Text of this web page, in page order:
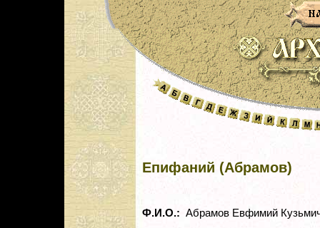
Епифаний (Абрамов)
Ф.И.О.: Абрамов Евфимий